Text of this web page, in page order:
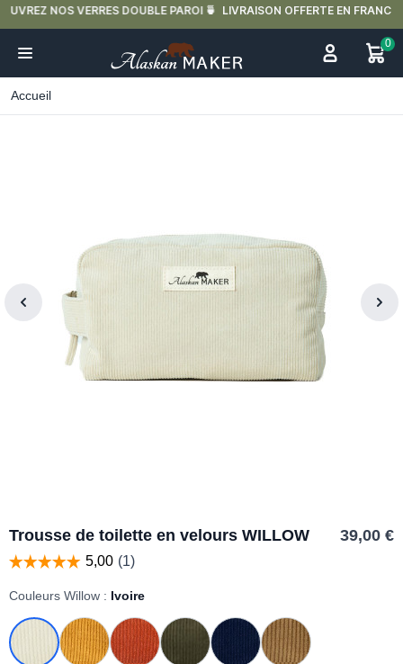
LIVRAISON OFFERTE EN FRANCE MÉTROPOLITAINE DÈS 59€ D'ACHAT.
0
Accueil
Trousse de toilette en velours WILLOW 39,00 €
Couleurs Willow : Ivoire